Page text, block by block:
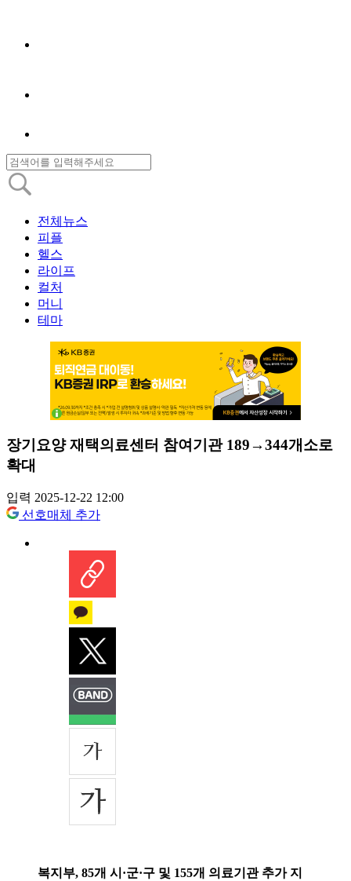
전체뉴스
피플
헬스
라이프
컬처
머니
테마
장기요양 재택의료센터 참여기관 189→344개소로
확대
입력 2025-12-22 12:00
선호매체 추가
복지부, 85개 시·군·구 및 155개 의료기관 추가 지